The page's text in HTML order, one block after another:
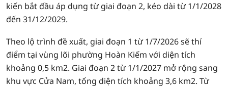
kiến bắt đầu áp dụng từ giai đoạn 2, kéo dài từ 1/1/2028
đến 31/12/2029.
Theo lộ trình đề xuất, giai đoạn 1 từ 1/7/2026 sẽ thí
điểm tại vùng lõi phường Hoàn Kiếm với diện tích
khoảng 0,5 km2. Giai đoạn 2 từ 1/1/2027 mở rộng sang
khu vực Cửa Nam, tổng diện tích khoảng 3,6 km2. Từ